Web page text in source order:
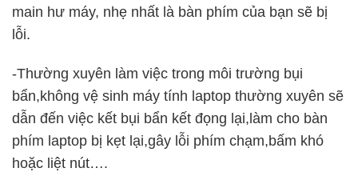
main hư máy, nhẹ nhất là bàn phím của bạn sẽ bị
lỗi.
-Thường xuyên làm việc trong môi trường bụi
bẩn,không vệ sinh máy tính laptop thường xuyên sẽ
dẫn đến việc kết bụi bẩn kết đọng lại,làm cho bàn
phím laptop bị kẹt lại,gây lỗi phím chạm,bấm khó
hoặc liệt nút….